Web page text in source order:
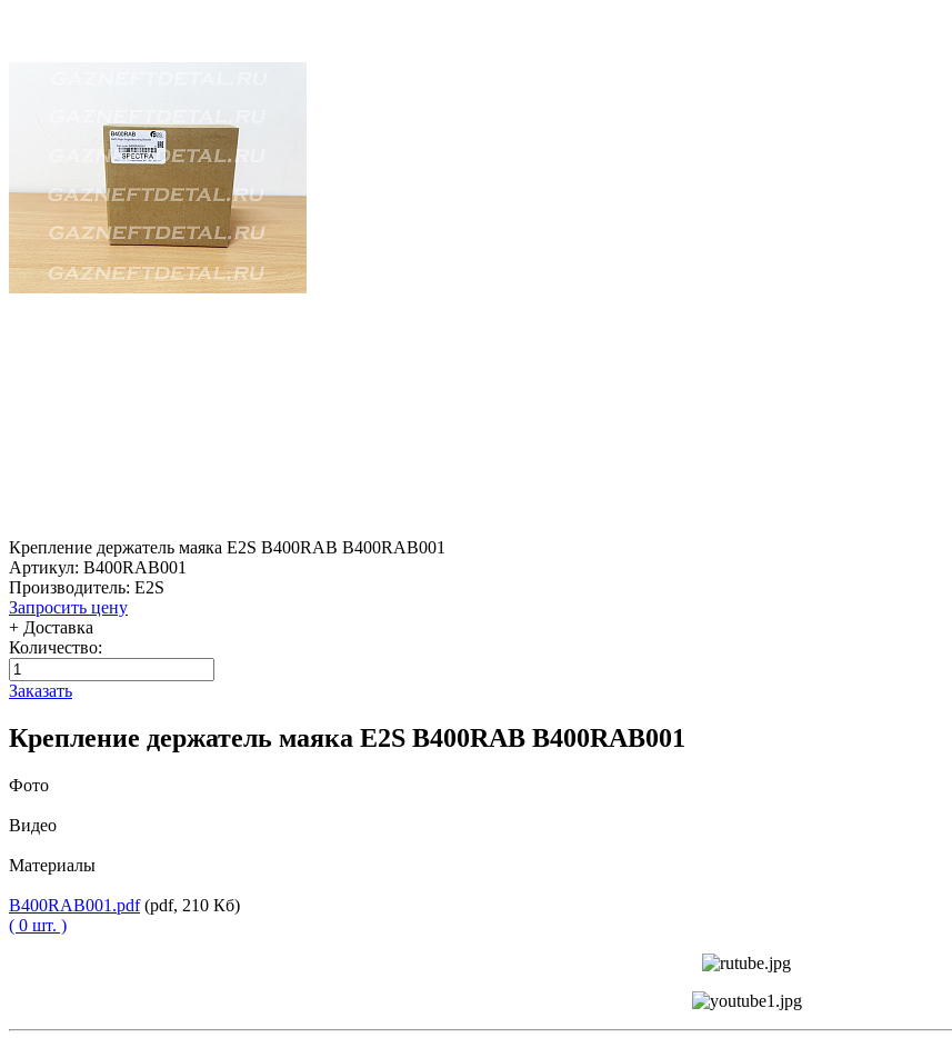
Крепление держатель маяка E2S B400RAB B400RAB001
Артикул: B400RAB001
Производитель: E2S
Запросить цену
+ Доставка
Количество:
Заказать
Крепление держатель маяка E2S B400RAB B400RAB001
Фото
Видео
Материалы
B400RAB001.pdf (pdf, 210 Кб)
( 0 шт. )